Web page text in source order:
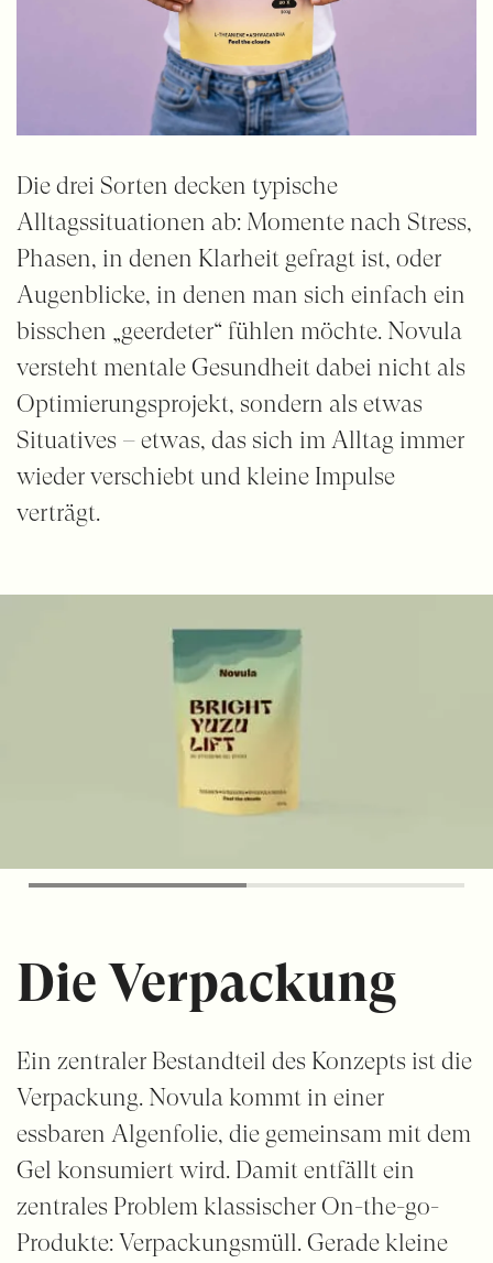
Die drei Sorten decken typische
Alltagssituationen ab: Momente nach Stress,
Phasen, in denen Klarheit gefragt ist, oder
Augenblicke, in denen man sich einfach ein
bisschen „geerdeter“ fühlen möchte. Novula
versteht mentale Gesundheit dabei nicht als
Optimierungsprojekt, sondern als etwas
Situatives – etwas, das sich im Alltag immer
wieder verschiebt und kleine Impulse
verträgt.
Die Verpackung
Ein zentraler Bestandteil des Konzepts ist die
Verpackung. Novula kommt in einer
essbaren Algenfolie, die gemeinsam mit dem
Gel konsumiert wird. Damit entfällt ein
zentrales Problem klassischer On-the-go-
Produkte: Verpackungsmüll. Gerade kleine